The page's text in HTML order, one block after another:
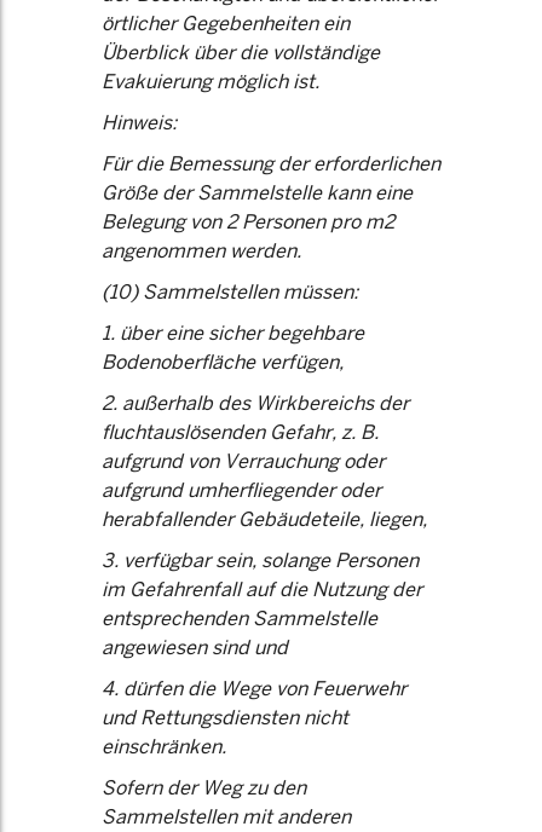
örtlicher Gegebenheiten ein
Überblick über die vollständige
Evakuierung möglich ist.
Hinweis:
Für die Bemessung der erforderlichen
Größe der Sammelstelle kann eine
Belegung von 2 Personen pro m2
angenommen werden.
(10) Sammelstellen müssen:
1. über eine sicher begehbare
Bodenoberfläche verfügen,
2. außerhalb des Wirkbereichs der
fluchtauslösenden Gefahr, z. B.
aufgrund von Verrauchung oder
aufgrund umherfliegender oder
herabfallender Gebäudeteile, liegen,
3. verfügbar sein, solange Personen
im Gefahrenfall auf die Nutzung der
entsprechenden Sammelstelle
angewiesen sind und
4. dürfen die Wege von Feuerwehr
und Rettungsdiensten nicht
einschränken.
Sofern der Weg zu den
Sammelstellen mit anderen